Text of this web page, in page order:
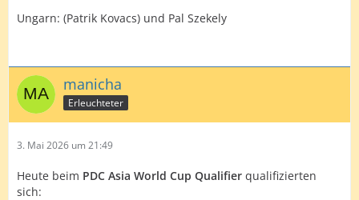
Ungarn: (Patrik Kovacs) und Pal Szekely
manicha
Erleuchteter
3. Mai 2026 um 21:49
Heute beim PDC Asia World Cup Qualifier qualifizierten
sich: